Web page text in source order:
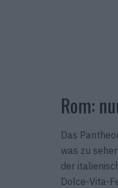
Rom:
Das
was zu
der
Dolce-Vita-